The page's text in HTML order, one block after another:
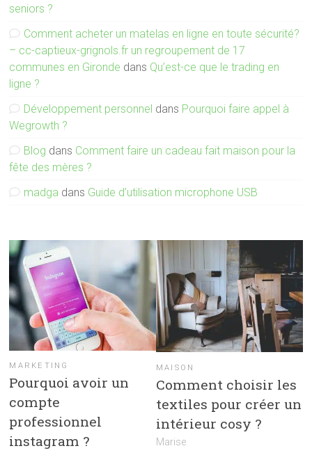
seniors ?
Comment acheter un matelas en ligne en toute sécurité?
– cc-captieux-grignols.fr un regroupement de 17
communes en Gironde dans Qu’est-ce que le trading en
ligne ?
Développement personnel dans Pourquoi faire appel à
Wegrowth ?
Blog dans Comment faire un cadeau fait maison pour la
fête des mères ?
madga dans Guide d’utilisation microphone USB
MARKETING
Pourquoi avoir un
compte
professionnel
instagram ?
MAISON
Comment choisir les
textiles pour créer un
intérieur cosy ?
Marise